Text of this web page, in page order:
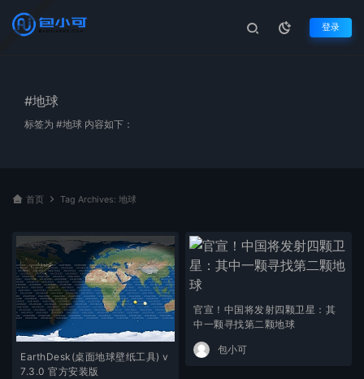
登录
#地球
标签为 #地球 内容如下：
首页 Tag Archives: 地球
EarthDesk(桌面地球壁纸工具) v
7.3.0 官方安装版
官宣！中国将发射四颗卫星：其
中一颗寻找第二颗地球
包小可